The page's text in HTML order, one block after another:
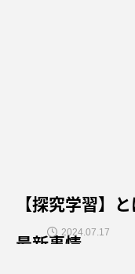
【探究学習】
最新事情2024.07.17